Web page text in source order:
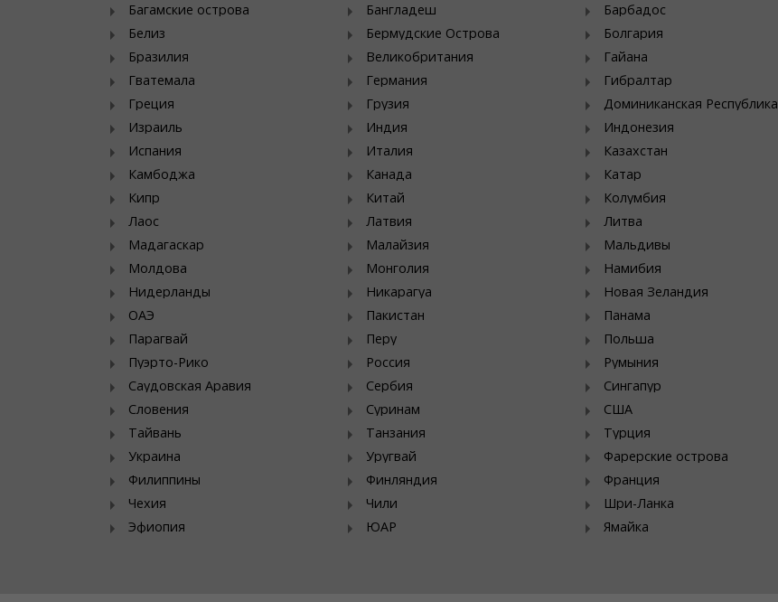
Багамские острова
Бангладеш Барбадос
Белиз
Бермудские Острова Болгария
Бразилия
Великобритания Гайана
Гватемала
Германия Гибралтар
Греция
Грузия Доминиканская Республика
Израиль
Индия Индонезия
Испания
Италия Казахстан
Камбоджа
Канада Катар
Кипр
Китай Колумбия
Лаос
Латвия Литва
Мадагаскар
Малайзия Мальдивы
Молдова
Монголия Намибия
Нидерланды
Никарагуа Новая Зеландия
ОАЭ
Пакистан Панама
Парагвай
Перу Польша
Пуэрто-Рико
Россия Румыния
Саудовская Аравия
Сербия Сингапур
Словения
Суринам США
Тайвань
Танзания Турция
Украина
Уругвай Фарерские острова
Филиппины
Финляндия Франция
Чехия
Чили Шри-Ланка
Эфиопия
ЮАР Ямайка